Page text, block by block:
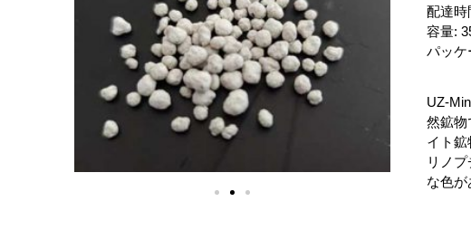
配達時
容量:
パッケ
UZ-
然鉱物
イト
リノ
な色が